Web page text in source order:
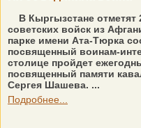
В Кыргызстане
советских войск из
парке имени Ата-Тюрка
посвященный воинам-
столице пройдет
посвященный памяти
Сергея Шашева. ...
Подробнее...